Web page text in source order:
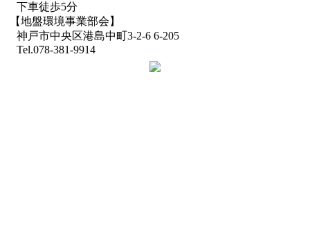
下車徒歩5分
【地盤環境事業部会】
神戸市中央区港島中町3-2-6 6-205
Tel.078-381-9914